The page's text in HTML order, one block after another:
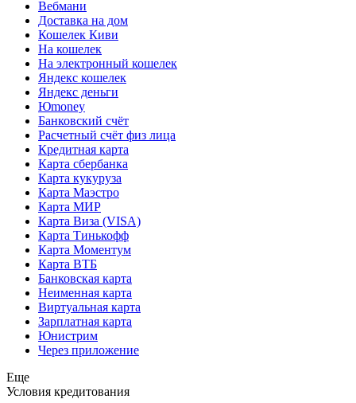
Вебмани
Доставка на дом
Кошелек Киви
На кошелек
На электронный кошелек
Яндекс кошелек
Яндекс деньги
Юmoney
Банковский счёт
Расчетный счёт физ лица
Кредитная карта
Карта сбербанка
Карта кукуруза
Карта Маэстро
Карта МИР
Карта Виза (VISA)
Карта Тинькофф
Карта Моментум
Карта ВТБ
Банковская карта
Неименная карта
Виртуальная карта
Зарплатная карта
Юнистрим
Через приложение
Еще
Условия кредитования